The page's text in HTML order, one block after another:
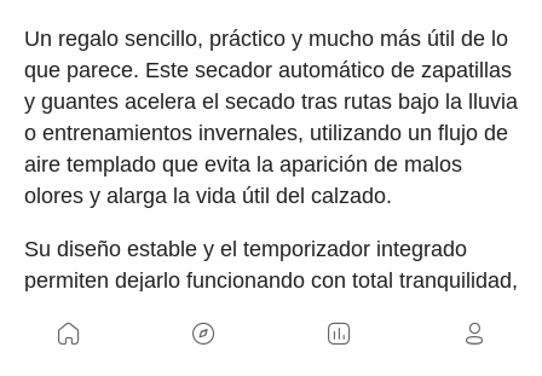
Un regalo sencillo, práctico y mucho más útil de lo
que parece. Este secador automático de zapatillas
y guantes acelera el secado tras rutas bajo la lluvia
o entrenamientos invernales, utilizando un flujo de
aire templado que evita la aparición de malos
olores y alarga la vida útil del calzado.
Su diseño estable y el temporizador integrado
permiten dejarlo funcionando con total tranquilidad,
que entrenan con frecuencia en condiciones de